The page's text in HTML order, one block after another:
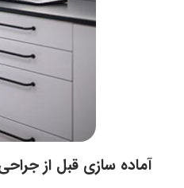
آماده سازی قبل از